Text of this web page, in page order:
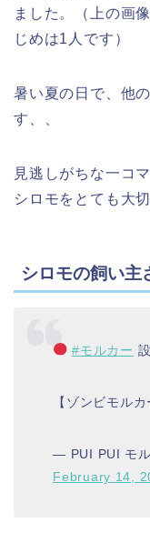
ました。（上の画
じめは1人です）
暑い夏の日で、他
す、、
見逃しがちな一コ
シロモをとても大
シロモの飼い主
#モルカー
【ゾンビモルカ
— PUI PUI モ
February 14,